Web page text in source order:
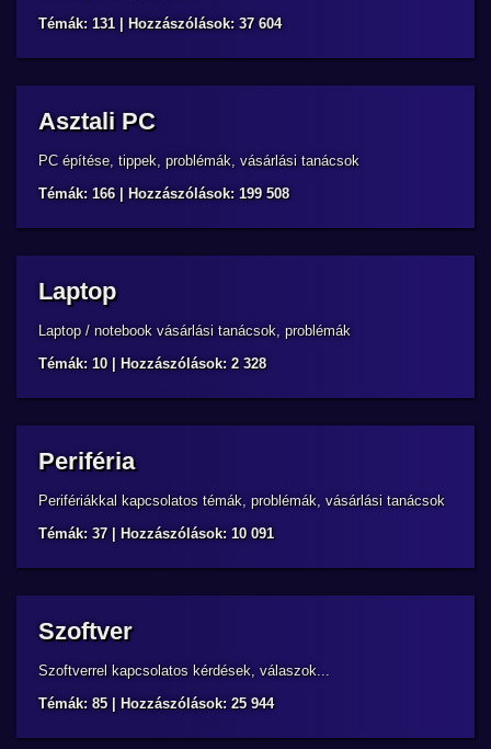
Témák: 131 | Hozzászólások: 37 604
Asztali PC
PC építése, tippek, problémák, vásárlási tanácsok
Témák: 166 | Hozzászólások: 199 508
Laptop
Laptop / notebook vásárlási tanácsok, problémák
Témák: 10 | Hozzászólások: 2 328
Periféria
Perifériákkal kapcsolatos témák, problémák, vásárlási tanácsok
Témák: 37 | Hozzászólások: 10 091
Szoftver
Szoftverrel kapcsolatos kérdések, válaszok...
Témák: 85 | Hozzászólások: 25 944